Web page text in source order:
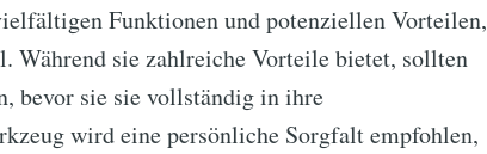
Funktionen und potenziellen Vorteilen,
Während sie zahlreiche Vorteile bietet, sollten
bevor sie sie vollständig in ihre
wird eine persönliche Sorgfalt empfohlen,